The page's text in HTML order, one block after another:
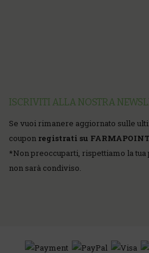
ISCRIVITI ALLA NOSTRA
Se vuoi rimanere aggiornato sulle
coupon registrati su FARMAPOINT
*Non preoccuparti, rispettiamo la
non sarà condiviso.